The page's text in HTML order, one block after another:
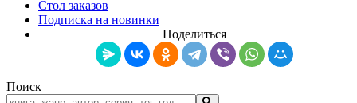
Стол заказов
Подписка на новинки
Поделиться
Поиск